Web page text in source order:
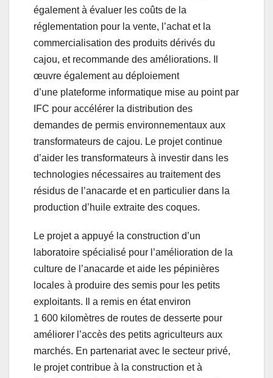
également à évaluer les coûts de la
réglementation pour la vente, l’achat et la
commercialisation des produits dérivés du
cajou, et recommande des améliorations. Il
œuvre également au déploiement
d’une plateforme informatique mise au point par
IFC pour accélérer la distribution des
demandes de permis environnementaux aux
transformateurs de cajou. Le projet continue
d’aider les transformateurs à investir dans les
technologies nécessaires au traitement des
résidus de l’anacarde et en particulier dans la
production d’huile extraite des coques.
Le projet a appuyé la construction d’un
laboratoire spécialisé pour l’amélioration de la
culture de l’anacarde et aide les pépinières
locales à produire des semis pour les petits
exploitants. Il a remis en état environ
1 600 kilomètres de routes de desserte pour
améliorer l’accès des petits agriculteurs aux
marchés. En partenariat avec le secteur privé,
le projet contribue à la construction et à